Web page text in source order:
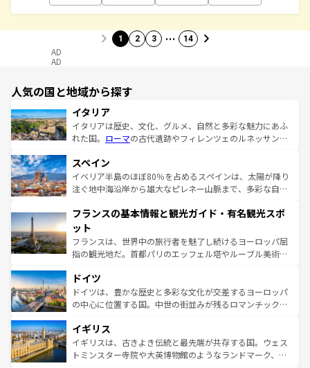
1 2 3 … 14
AD
AD
人気の国と地域から探す
イタリア
イタリアは歴史、文化、グルメ、自然と多彩な魅力にあふ
れた国。 ローマの古代遺跡やフィレンツェのルネッサンス
ろん、トスカーナの美しい田園風景やアマルフィ海岸の絶
景など、自然景観も見逃せない。観光の合間には、本場の
ピザやパスタなど、絶品のイタリア料理を堪能することも
ませてくれるイタリアで、忘れられない旅をしてみよう！
なお、新着のイタリア情報は
しい。
スペイン
イベリア半島のほぼ80％を占めるスペインは、太陽が降り
注ぐ地中海沿岸から雄大なピレネー山脈まで、多彩な自然
文化が根付くこの国では、情熱的なフラメンコ、熱気あふ
れる闘牛、そして美味しいタパスが生活の一部となってい
る。首都マドリードの洗練された雰囲気や、バルセロナの
アートに溢れた街角から、地方では古代ローマ遺跡や中世
せる。地方によって風土や気候が異なるスペインはその個
性で訪れる人を魅了する。 なお、新着のスペイン情報は コ
ンテンツ一覧を参照してほしい。
フランスの基本情報と観光ガイド・有名観光スポ
ット
フランスは、世界中の旅行者を魅了し続けるヨーロッパ屈
指の観光地だ。首都パリのエッフェル塔やルーブル美術館
で、幅広い魅力が詰まっている。華麗な宮殿、歴史的な大
聖堂、美しいビーチ、そして豊かな自然が、訪れる者を心
から魅了する。また、フランスは美食の国としても知ら
いる。シャンパンの発祥地であるランス、プロヴァンスの
香り高いラベンダー畑など、多彩な楽しみ方が可能だ。さ
らに、パリ以外の地域にも魅力が溢れており、どの街角に
ドイツ
ドイツは、豊かな歴史と多彩な文化が交差するヨーロッパ
の中心に位置する国。中世の街並みが残るロマンチック街
顔を持つこの国は、どこを歩いても飽きることがない。ベ
ルリンの文化的活気、バイエルン州のアルプスの絶景、そ
してライン川沿いのワイン畑といった風景は必見。ビール
イギリス
イギリスは、古きよき伝統と最先端が共存する国。ウェス
トミンスター寺院や大英博物館のようなランドマーク、歴